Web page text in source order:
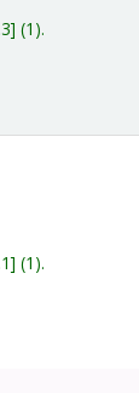
(1).
(1).